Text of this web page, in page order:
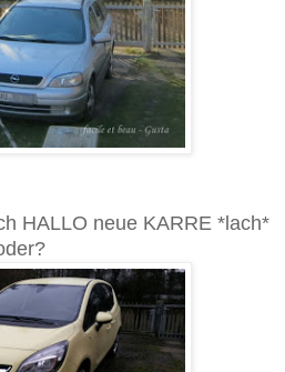
HALLO neue KARRE *lach*